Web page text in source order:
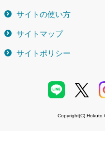
サイトの使い方
サイトマップ
サイトポリシー
Copyright(C) Hokuto